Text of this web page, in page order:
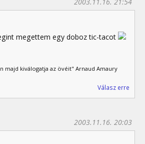
megettem egy doboz tic-tacot
majd kiválogatja az övéit" Arnaud Amaury
Válasz erre
2003.11.16. 20:03